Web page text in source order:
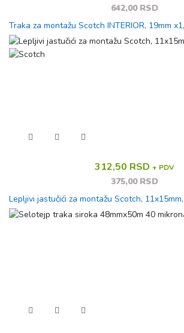
642,00 RSD
Traka za montažu Scotch INTERIOR, 19mm
312,50 RSD + PDV
375,00 RSD
Lepljivi jastučići za montažu Scotch,